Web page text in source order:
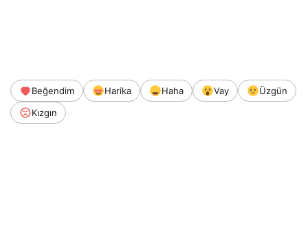
Beğendim Harika Haha Vay
Üzgün
Kızgın